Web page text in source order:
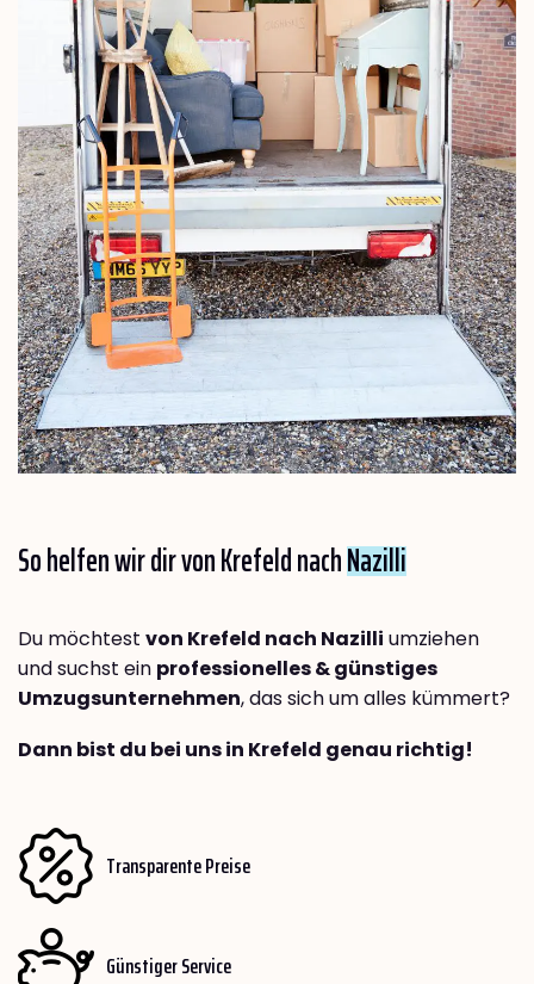
So helfen wir dir von Krefeld nachNazilli
Du möchtest von Krefeld nach Nazilli umziehen
und suchst ein professionelles & günstiges
Umzugsunternehmen, das sich um alles kümmert?
Dann bist du bei uns in Krefeld genau richtig!
Transparente Preise
Günstiger Service